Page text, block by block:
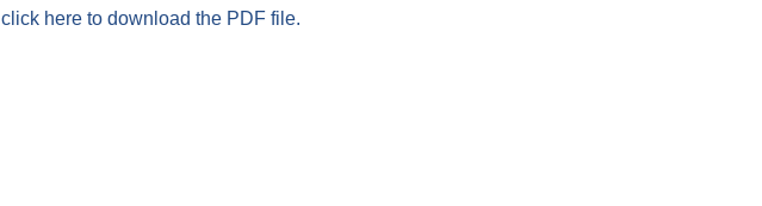
click here to download the PDF file.